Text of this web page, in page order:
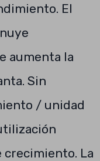
El
aumenta la
Sin
/ unidad
La